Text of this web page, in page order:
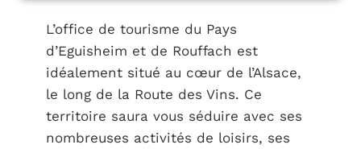
L’office de tourisme du Pays
d’Eguisheim et de Rouffach est
idéalement situé au cœur de l’Alsace,
le long de la Route des Vins. Ce
territoire saura vous séduire avec ses
nombreuses activités de loisirs, ses